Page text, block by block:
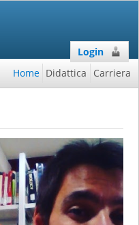
Login
Home Didattica Carriera